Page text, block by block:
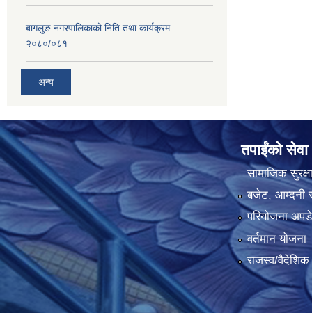
बागलुङ नगरपालिकाको निति तथा कार्यक्रम
२०८०/०८१
अन्य
तपाईंको सेवा
सामाजिक सुरक्षा
बजेट, आम्दनी
परियोजना
वर्तमान योजना
राजस्व/वैदेशिक